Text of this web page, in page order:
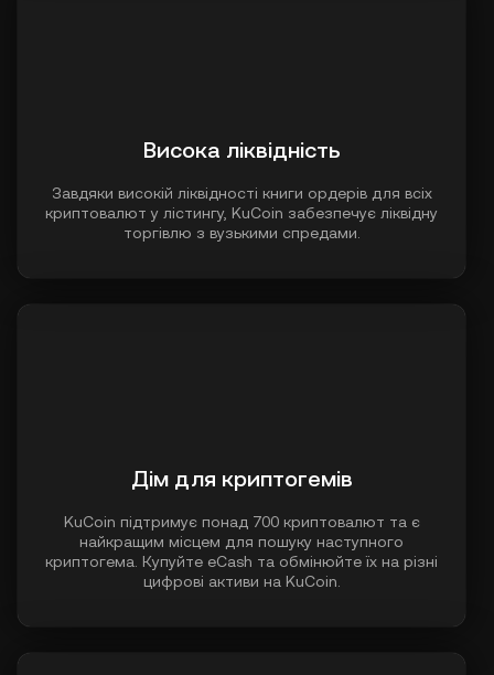
Висока ліквідність
Завдяки високій ліквідності книги ордерів для всіх
криптовалют у лістингу, KuCoin забезпечує ліквідну
торгівлю з вузькими спредами.
Дім для криптогемів
KuCoin підтримує понад 700 криптовалют та є
найкращим місцем для пошуку наступного
криптогема. Купуйте eCash та обмінюйте їх на різні
цифрові активи на KuCoin.